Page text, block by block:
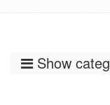
Show